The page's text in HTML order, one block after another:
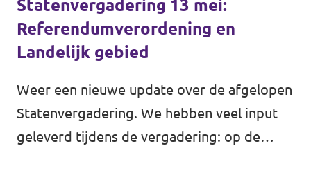
Statenvergadering 13 mei:
Referendumverordening en
Landelijk gebied
Weer een nieuwe update over de afgelopen
Statenvergadering. We hebben veel input
geleverd tijdens de vergadering: op de